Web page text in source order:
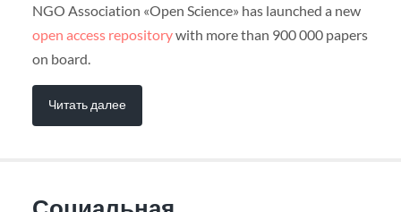
NGO Association «Open Science» has launched a new
open access repositorywith more than 900 000 papers
on board.
Читать далее